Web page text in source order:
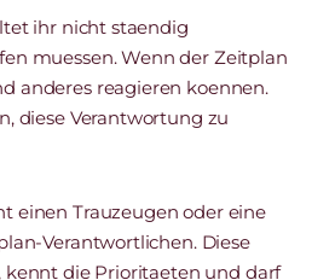
ihr nicht staendig
muessen. Wenn der Zeitplan
anderes reagieren koennen.
diese Verantwortung zu
einen Trauzeugen oder eine
Verantwortlichen. Diese
kennt die Prioritaeten und darf